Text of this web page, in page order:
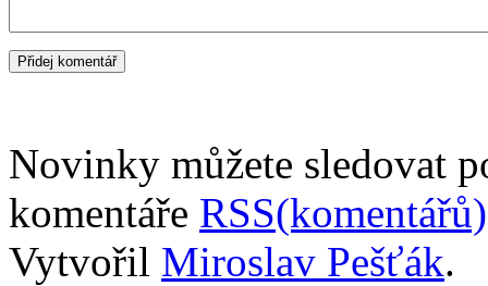
Novinky můžete sledovat
komentáře RSS(komentářů)
Vytvořil Miroslav Pešťák.